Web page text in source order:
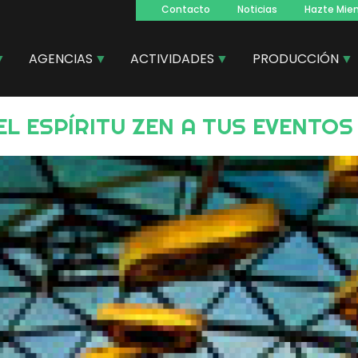
Navegacion
principal
Contacto Noticias Hazte
AGENCIAS ACTIVIDADES PRODUCCIÓN
ESPÍRITU ZEN A TUS EVENTOS